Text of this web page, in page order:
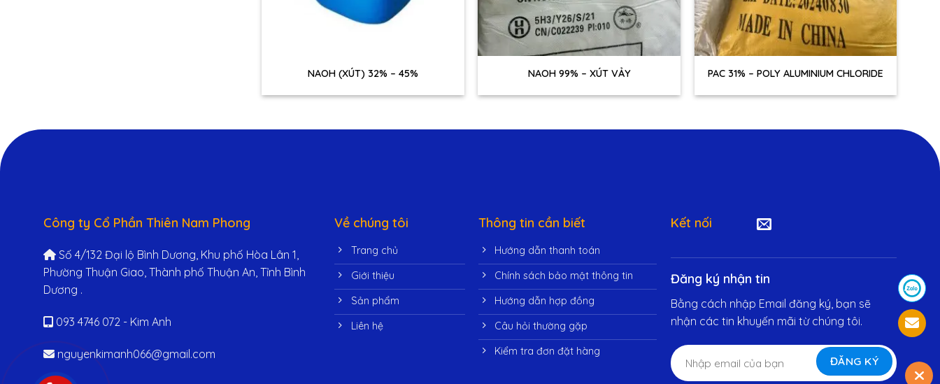
NAOH (XÚT) 32% – 45% NAOH 99% – XÚT VẢY
+
PAC 31% – POLY ALUMINIUM CHLORIDE
Công ty Cổ Phần Thiên Nam Phong
Số 4/132 Đại lộ Bình Dương, Khu phố Hòa Lân 1,
Phường Thuận Giao, Thành phố Thuận An, Tỉnh Bình
Dương .
093 4746 072 - Kim Anh
nguyenkimanh066@gmail.com
Về chúng tôi
Trang chủ
Giới thiệu
Sản phẩm
Liên hệ
Thông tin cần biết
Hướng dẫn thanh toán
Chính sách bảo mật thông tin
Hướng dẫn hợp đồng
Câu hỏi thường gặp
Kiểm tra đơn đặt hàng
Kết nối
Đăng ký nhận tin
Bằng cách nhập Email đăng ký, bạn sẽ
nhận các tin khuyến mãi từ chúng tôi.